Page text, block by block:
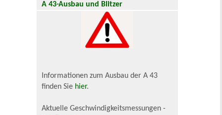
A 43-Ausbau und Blitzer
Informationen zum Ausbau der A 43
finden Sie hier.
Aktuelle Geschwindigkeitsmessungen -